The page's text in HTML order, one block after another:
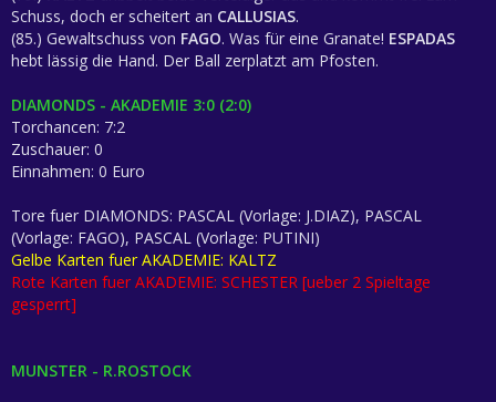
Schuss, doch er scheitert an CALLUSIAS.
(85.) Gewaltschuss von FAGO. Was für eine Granate! ESPADAS
hebt lässig die Hand. Der Ball zerplatzt am Pfosten.
DIAMONDS - AKADEMIE 3:0 (2:0)
Torchancen: 7:2
Zuschauer: 0
Einnahmen: 0 Euro
Tore fuer DIAMONDS: PASCAL (Vorlage: J.DIAZ), PASCAL
(Vorlage: FAGO), PASCAL (Vorlage: PUTINI)
Gelbe Karten fuer AKADEMIE: KALTZ
Rote Karten fuer AKADEMIE: SCHESTER [ueber 2 Spieltage
gesperrt]
MUNSTER - R.ROSTOCK